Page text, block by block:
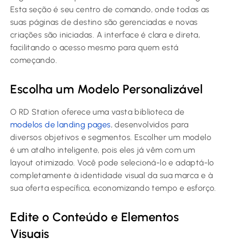
Esta seção é seu centro de comando, onde todas as
suas páginas de destino são gerenciadas e novas
criações são iniciadas. A interface é clara e direta,
facilitando o acesso mesmo para quem está
começando.
Escolha um Modelo Personalizável
O RD Station oferece uma vasta biblioteca de
modelos de landing pages, desenvolvidos para
diversos objetivos e segmentos. Escolher um modelo
é um atalho inteligente, pois eles já vêm com um
layout otimizado. Você pode selecioná-lo e adaptá-lo
completamente à identidade visual da sua marca e à
sua oferta específica, economizando tempo e esforço.
Edite o Conteúdo e Elementos
Visuais